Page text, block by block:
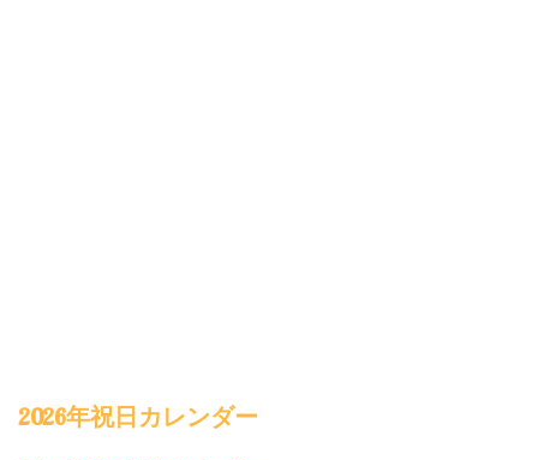
2026年祝日カレンダー